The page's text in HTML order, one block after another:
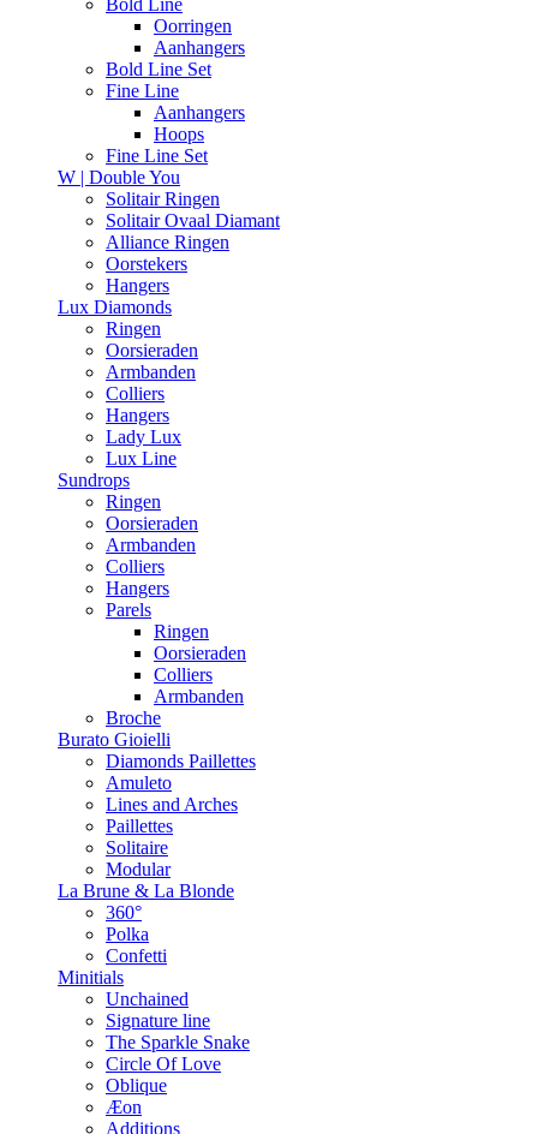
Bold Line
Oorringen
Aanhangers
Bold Line Set
Fine Line
Aanhangers
Hoops
Fine Line Set
W | Double You
Solitair Ringen
Solitair Ovaal Diamant
Alliance Ringen
Oorstekers
Hangers
Lux Diamonds
Ringen
Oorsieraden
Armbanden
Colliers
Hangers
Lady Lux
Lux Line
Sundrops
Ringen
Oorsieraden
Armbanden
Colliers
Hangers
Parels
Ringen
Oorsieraden
Colliers
Armbanden
Broche
Burato Gioielli
Diamonds Paillettes
Amuleto
Lines and Arches
Paillettes
Solitaire
Modular
La Brune & La Blonde
360°
Polka
Confetti
Minitials
Unchained
Signature line
The Sparkle Snake
Circle Of Love
Oblique
Æon
Additions